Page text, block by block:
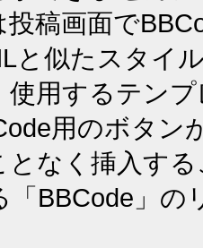
投稿画面で
と似たスタイ
使用するテン
用のボタン
となく挿入す
「BBCode」